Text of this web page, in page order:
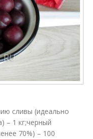
сливы (идеально
– 1 кг;черный
70%) – 100